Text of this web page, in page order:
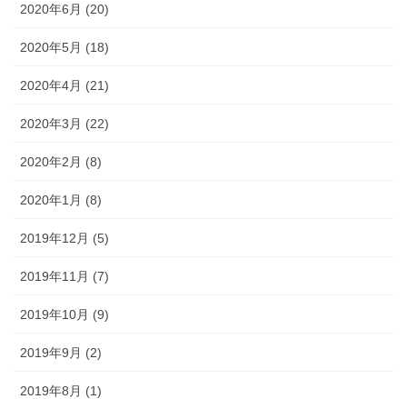
2020年6月 (20)
2020年5月 (18)
2020年4月 (21)
2020年3月 (22)
2020年2月 (8)
2020年1月 (8)
2019年12月 (5)
2019年11月 (7)
2019年10月 (9)
2019年9月 (2)
2019年8月 (1)